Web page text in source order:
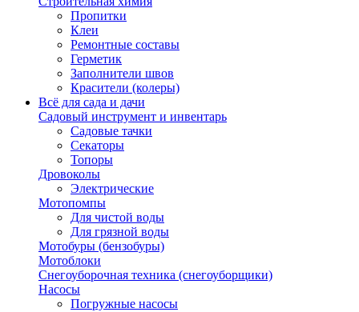
Пропитки
Клеи
Ремонтные составы
Герметик
Заполнители швов
Красители (колеры)
Всё для сада и дачи
Садовый инструмент и инвентарь
Садовые тачки
Секаторы
Топоры
Дровоколы
Электрические
Мотопомпы
Для чистой воды
Для грязной воды
Мотобуры (бензобуры)
Мотоблоки
Снегоуборочная техника (снегоуборщики)
Насосы
Погружные насосы